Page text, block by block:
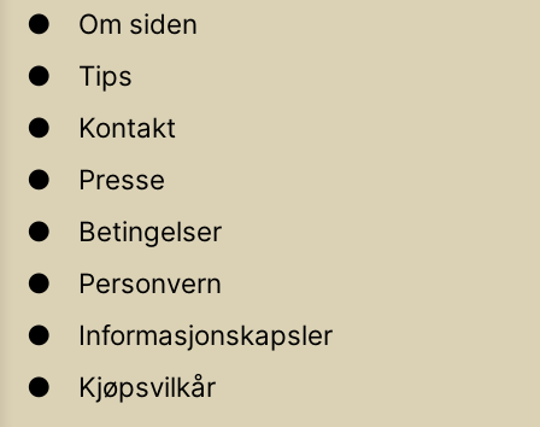
Om siden
Tips
Kontakt
Presse
Betingelser
Personvern
Informasjonskapsler
Kjøpsvilkår